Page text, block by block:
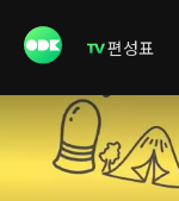
편성표